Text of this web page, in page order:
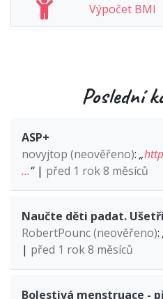
Výpočet BMI
Poslední
ASP+
novyjtop (neověřeno): „
…“| před 1 rok 8 měsíců
Naučte děti padat.
RobertPounc (neověřeno):
| před 1 rok 8 měsíců
Bolestivá menstruace -